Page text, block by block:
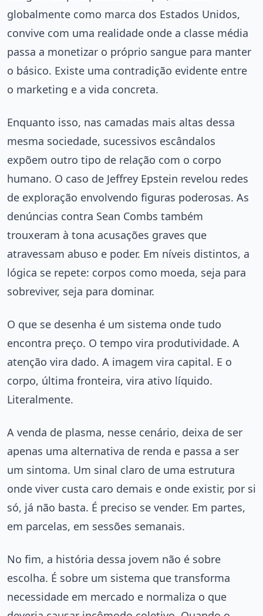
globalmente como marca dos Estados Unidos,
convive com uma realidade onde a classe média
passa a monetizar o próprio sangue para manter
o básico. Existe uma contradição evidente entre
o marketing e a vida concreta.
Enquanto isso, nas camadas mais altas dessa
mesma sociedade, sucessivos escândalos
expõem outro tipo de relação com o corpo
humano. O caso de Jeffrey Epstein revelou redes
de exploração envolvendo figuras poderosas. As
denúncias contra Sean Combs também
trouxeram à tona acusações graves que
atravessam abuso e poder. Em níveis distintos, a
lógica se repete: corpos como moeda, seja para
sobreviver, seja para dominar.
O que se desenha é um sistema onde tudo
encontra preço. O tempo vira produtividade. A
atenção vira dado. A imagem vira capital. E o
corpo, última fronteira, vira ativo líquido.
Literalmente.
A venda de plasma, nesse cenário, deixa de ser
apenas uma alternativa de renda e passa a ser
um sintoma. Um sinal claro de uma estrutura
onde viver custa caro demais e onde existir, por si
só, já não basta. É preciso se vender. Em partes,
em parcelas, em sessões semanais.
No fim, a história dessa jovem não é sobre
escolha. É sobre um sistema que transforma
necessidade em mercado e normaliza o que